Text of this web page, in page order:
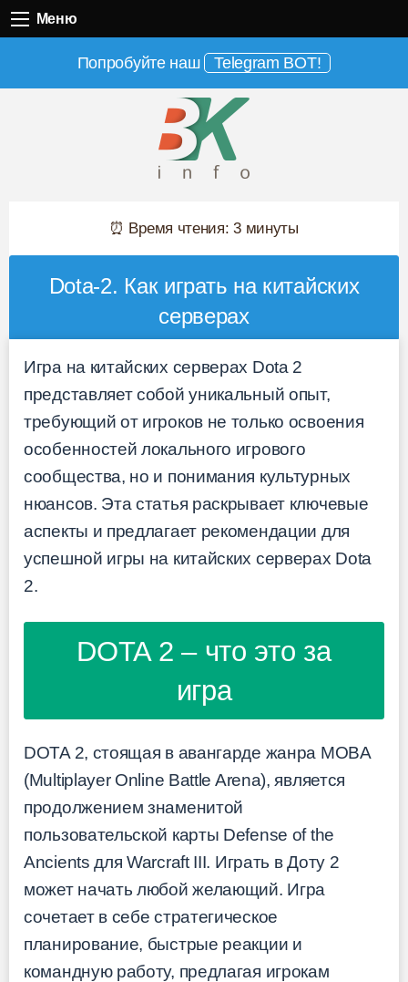
Меню
Попробуйте наш Telegram BOT!
⏰ Время чтения: 3 минуты
Dota-2. Как играть на китайских
серверах
Игра на китайских серверах Dota 2
представляет собой уникальный опыт,
требующий от игроков не только освоения
особенностей локального игрового
сообщества, но и понимания культурных
нюансов. Эта статья раскрывает ключевые
аспекты и предлагает рекомендации для
успешной игры на китайских серверах Dota
2.
DOTA 2 – что это за
игра
DOTA 2, стоящая в авангарде жанра MOBA
(Multiplayer Online Battle Arena), является
продолжением знаменитой
пользовательской карты Defense of the
Ancients для Warcraft III. Играть в Доту 2
может начать любой желающий. Игра
сочетает в себе стратегическое
планирование, быстрые реакции и
командную работу, предлагая игрокам